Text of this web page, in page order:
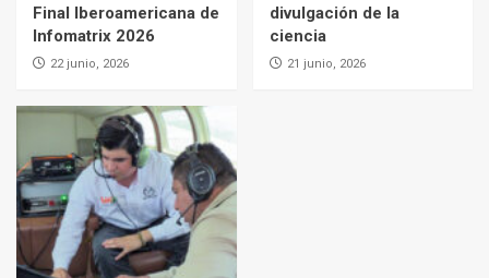
Final Iberoamericana de
Infomatrix 2026
22 junio, 2026
divulgación de la
ciencia
21 junio, 2026